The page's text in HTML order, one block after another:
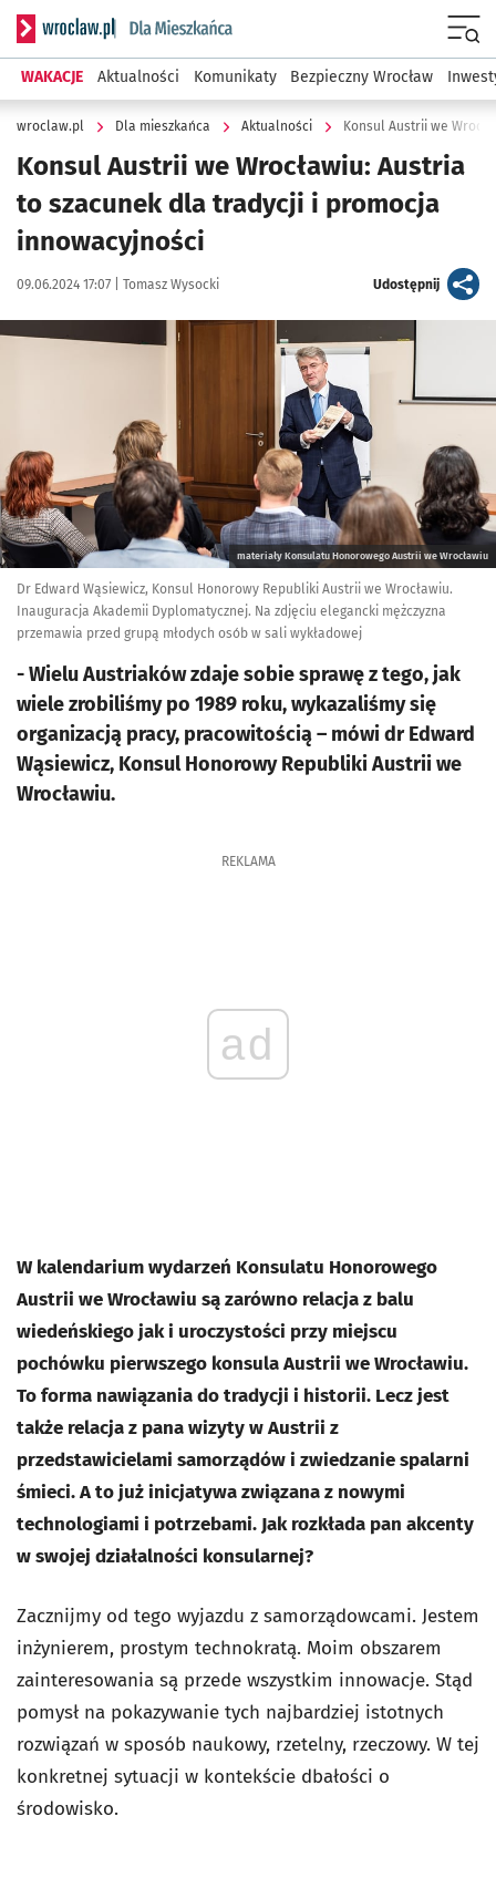
Serwis informacyjny wroclaw.pl podserwis: Dla mieszkańca
WAKACJE Aktualności Komunikaty Bezpieczny Wrocław
wroclaw.pl Dla mieszkańca Aktualności
Konsul Austrii we Wrocławiu: Austria
to szacunek dla tradycji i promocja
innowacyjności
Data publikacji:
09.06.2024 17:07 | Autor:
Tomasz Wysocki Udostępnijartykuł
materiały Konsulatu Honorowego Austrii we Wrocławiu
Dr Edward Wąsiewicz, Konsul Honorowy Republiki Austrii we Wrocławiu.
Inauguracja Akademii Dyplomatycznej. Na zdjęciu elegancki mężczyzna
przemawia przed grupą młodych osób w sali wykładowej
- Wielu Austriaków zdaje sobie sprawę z tego, jak
wiele zrobiliśmy po 1989 roku, wykazaliśmy się
organizacją pracy, pracowitością – mówi dr Edward
Wąsiewicz, Konsul Honorowy Republiki Austrii we
Wrocławiu.
REKLAMA
ad
W kalendarium wydarzeń Konsulatu Honorowego
Austrii we Wrocławiu są zarówno relacja z balu
wiedeńskiego jak i uroczystości przy miejscu
pochówku pierwszego konsula Austrii we Wrocławiu.
To forma nawiązania do tradycji i historii. Lecz jest
także relacja z pana wizyty w Austrii z
przedstawicielami samorządów i zwiedzanie spalarni
śmieci. A to już inicjatywa związana z nowymi
technologiami i potrzebami. Jak rozkłada pan akcenty
w swojej działalności konsularnej?
Zacznijmy od tego wyjazdu z samorządowcami. Jestem
inżynierem, prostym technokratą. Moim obszarem
zainteresowania są przede wszystkim innowacje. Stąd
pomysł na pokazywanie tych najbardziej istotnych
rozwiązań w sposób naukowy, rzetelny, rzeczowy. W tej
konkretnej sytuacji w kontekście dbałości o
środowisko.